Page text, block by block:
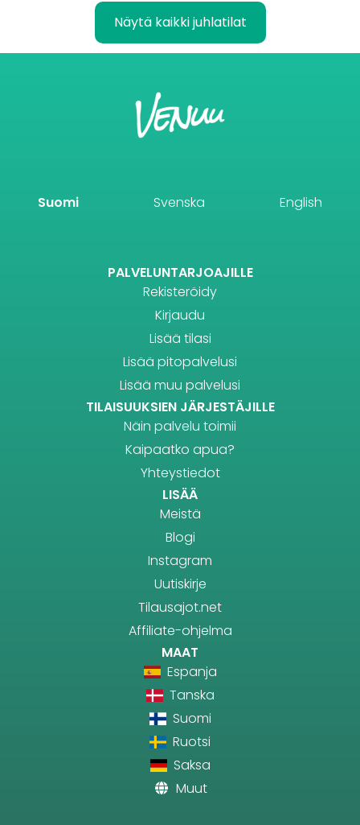
Näytä kaikki juhlatilat
Suomi Svenska English
PALVELUNTARJOAJILLE
Rekisteröidy
Kirjaudu
Lisää tilasi
Lisää pitopalvelusi
Lisää muu palvelusi
TILAISUUKSIEN JÄRJESTÄJILLE
Näin palvelu toimii
Kaipaatko apua?
Yhteystiedot
LISÄÄ
Meistä
Blogi
Instagram
Uutiskirje
Tilausajot.net
Affiliate-ohjelma
MAAT
Espanja
Tanska
Suomi
Ruotsi
Saksa
Muut